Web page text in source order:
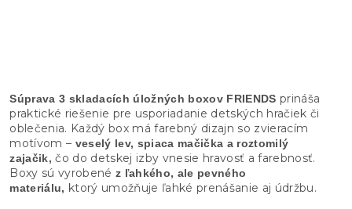
Súprava 3 skladacích úložných boxov FRIENDS prináša
praktické riešenie pre usporiadanie detských hračiek či
oblečenia. Každý box má farebný dizajn so zvieracím
motívom – veselý lev, spiaca mačička a roztomilý
zajačik, čo do detskej izby vnesie hravosť a farebnosť.
Boxy sú vyrobené z ľahkého, ale pevného
materiálu, ktorý umožňuje ľahké prenášanie aj údržbu.